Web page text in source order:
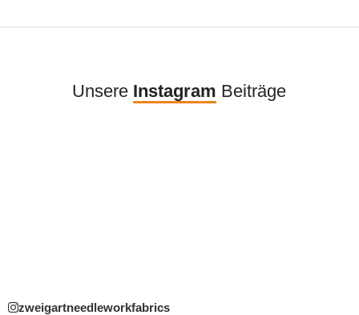
Unsere Instagram Beiträge
zweigartneedleworkfabrics